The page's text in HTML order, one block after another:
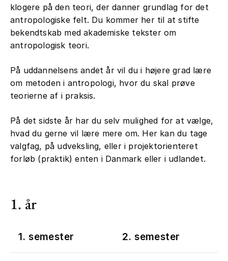
klogere på den teori, der danner grundlag for det
antropologiske felt. Du kommer her til at stifte
bekendtskab med akademiske tekster om
antropologisk teori.
På uddannelsens andet år vil du i højere grad lære
om metoden i antropologi, hvor du skal prøve
teorierne af i praksis.
På det sidste år har du selv mulighed for at vælge,
hvad du gerne vil lære mere om. Her kan du tage
valgfag, på udveksling, eller i projektorienteret
forløb (praktik) enten i Danmark eller i udlandet.
1. år
1. semester 2. semester